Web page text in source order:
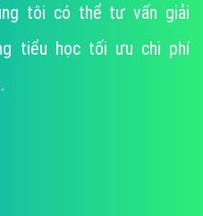
tôi có thể tư vấn giải
tiểu học tối ưu chi phí